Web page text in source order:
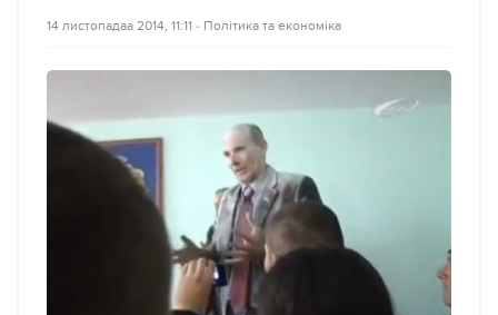
14 листопадаа 2014, 11:11 ‐ Політика та економіка